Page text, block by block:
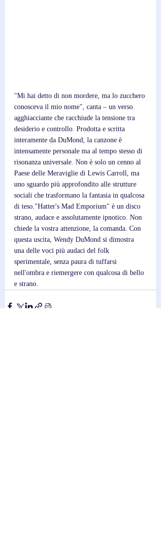
"Mi hai detto di non mordere, ma lo zucchero
conosceva il mio nome", canta – un verso
agghiacciante che racchiude la tensione tra
desiderio e controllo. Prodotta e scritta
interamente da DuMond, la canzone è
intensamente personale ma al tempo stesso di
risonanza universale. Non è solo un cenno al
Paese delle Meraviglie di Lewis Carroll, ma
uno sguardo più approfondito alle strutture
sociali che trasformano la fantasia in qualcosa
di teso."Hatter's Mad Emporium" è un disco
strano, audace e assolutamente ipnotico. Non
chiede la vostra attenzione, la comanda. Con
questa uscita, Wendy DuMond si dimostra
una delle voci più audaci del folk
sperimentale, senza paura di tuffarsi
nell'ombra e riemergere con qualcosa di bello
e strano.